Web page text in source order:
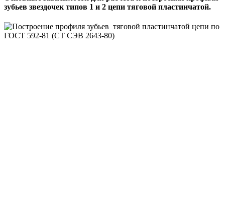
зубьев звездочек типов 1 и 2 цепи тяговой пластинчатой.